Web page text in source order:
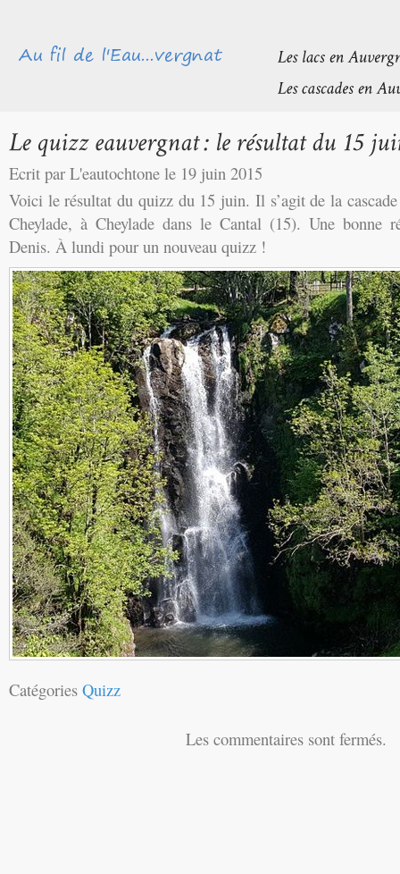
Ecrit par L'eautochtone le 19 juin 2015
Voici le résultat du quizz du 15 juin. Il s’agit de la
Cheylade, à Cheylade dans le Cantal (15). Une bonne
Denis. À lundi pour un nouveau quizz !
Catégories Quizz
Les commentaires sont fermés.